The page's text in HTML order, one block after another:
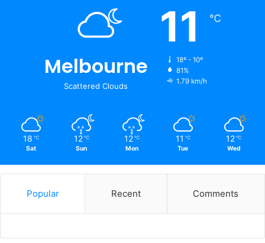
Melbourne
Scattered Clouds
11 ℃
18º - 10º
81%
1.79 km/h
18 ℃
Sat
12 ℃
Sun
12 ℃
Mon
11 ℃
Tue
12 ℃
Wed
Popular Recent Comments